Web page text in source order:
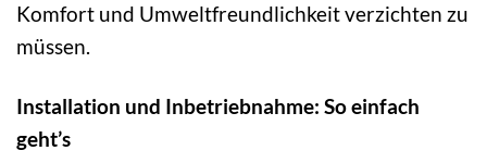
Komfort und Umweltfreundlichkeit verzichten zu
müssen.
Installation und Inbetriebnahme: So einfach
geht’s